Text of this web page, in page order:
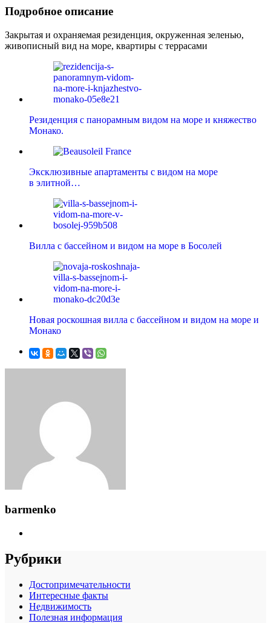
Подробное описание
Закрытая и охраняемая резиденция, окруженная зеленью,
живописный вид на море, квартиры с террасами
Резиденция с панорамным видом на море и княжество
Монако.
Эксклюзивные апартаменты с видом на море
в элитной…
Вилла с бассейном и видом на море в Босолей
Новая роскошная вилла с бассейном и видом на море и
Монако
barmenko
Рубрики
Достопримечательности
Интересные факты
Недвижимость
Полезная информация